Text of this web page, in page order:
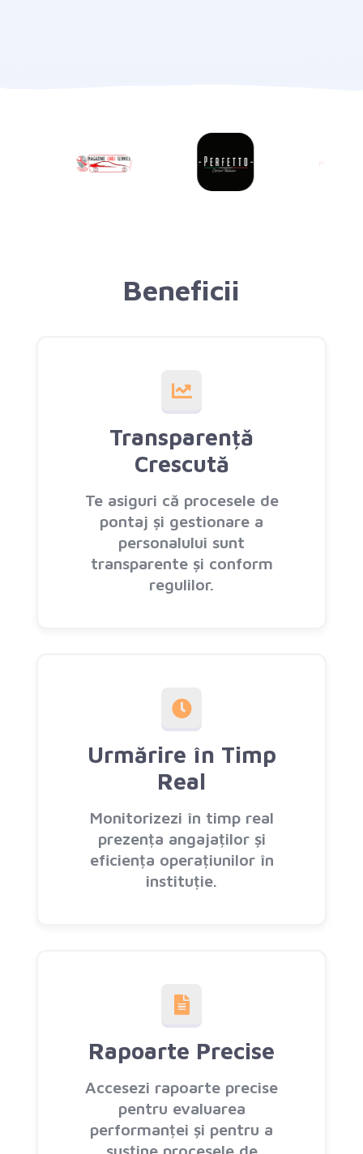
Beneficii
Transparență
Crescută
Te asiguri că procesele de
pontaj și gestionare a
personalului sunt
transparente și conform
regulilor.
Urmărire în Timp
Real
Monitorizezi în timp real
prezența angajaților și
eficiența operațiunilor în
instituție.
Rapoarte Precise
Accesezi rapoarte precise
pentru evaluarea
performanței și pentru a